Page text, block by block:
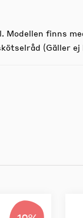
Modellen finns
(Gäller ej